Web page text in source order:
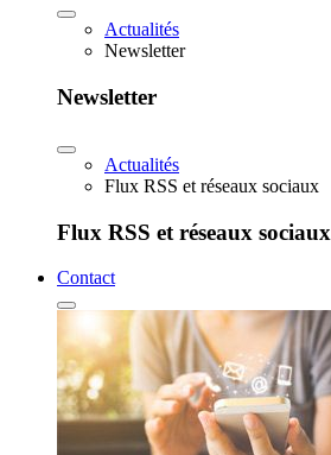
Actualités
Newsletter
Newsletter
Actualités
Flux RSS et réseaux sociaux
Flux RSS et réseaux sociaux
Contact